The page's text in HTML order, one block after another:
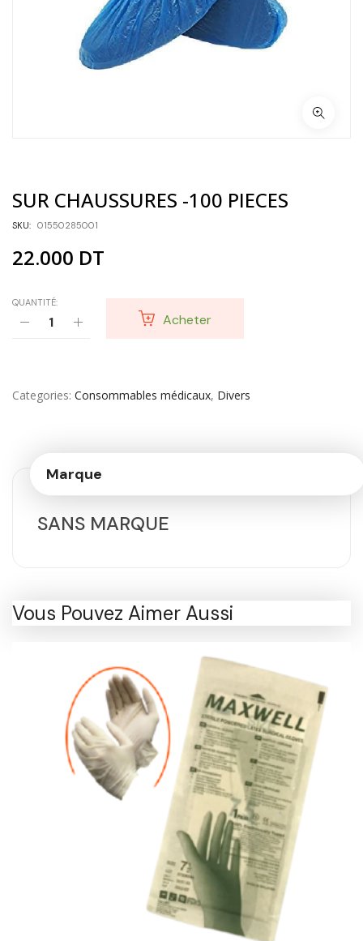
SUR CHAUSSURES -100 PIECES
SKU: 01550285001
22.000 DT
QUANTITÉ:
Acheter
Categories Consommables médicaux, Divers
Marque
SANS MARQUE
Vous Pouvez Aimer Aussi